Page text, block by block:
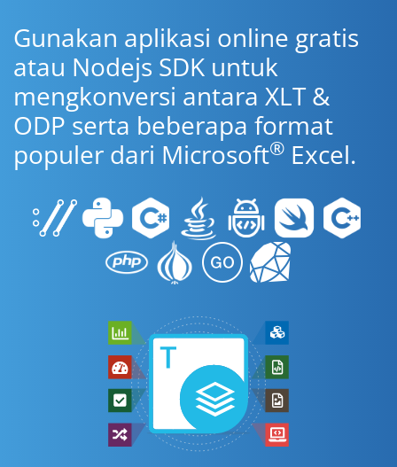
Gunakan aplikasi online gratis
atau Nodejs SDK untuk
mengkonversi antara XLT &
ODP serta beberapa format
populer dari Microsoft® Excel.